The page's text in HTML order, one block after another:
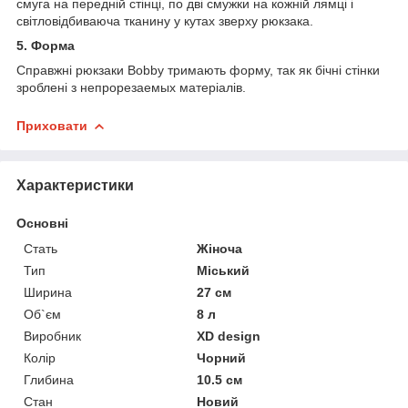
смуга на передній стінці, по дві смужки на кожній лямці і
світловідбиваюча тканину у кутах зверху рюкзака.
5. Форма
Справжні рюкзаки Bobby тримають форму, так як бічні стінки
зроблені з непрорезаемых матеріалів.
Приховати
Характеристики
Основні
Стать
Жіноча
Тип
Міський
Ширина
27 см
Об`єм
8 л
Виробник
XD design
Колір
Чорний
Глибина
10.5 см
Стан
Новий